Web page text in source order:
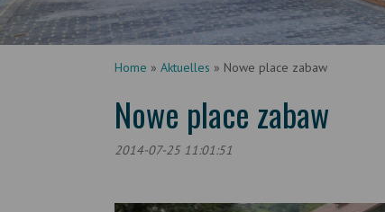
Home » Aktuelles » Nowe place zabaw
Nowe place zabaw
2014-07-25 11:01:51